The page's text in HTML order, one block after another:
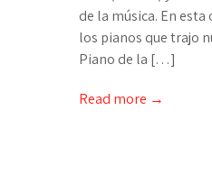
de la música. En
los pianos que trajo
Piano de la […]
Read more →